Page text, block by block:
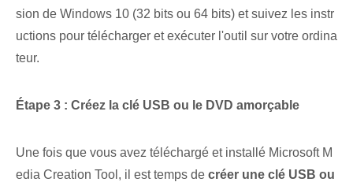
sion de Windows 10 (32 bits ou 64 bits) et suivez les instr
uctions pour télécharger et exécuter l'outil sur votre ordina
teur.
Étape 3 : Créez la clé USB ou le DVD amorçable
Une fois que vous avez téléchargé et installé Microsoft M
edia Creation Tool, il est temps de créer une clé USB ou